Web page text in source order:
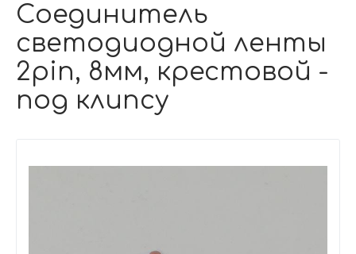
Соединитель
светодиодной ленты
2pin, 8мм, крестовой -
под клипсу